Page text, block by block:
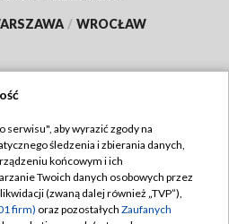
/ WROCŁAW
TVP
TVP
prywatności
serwisu", aby wyrazić zgody na
śledzenia i zbierania danych,
końcowym i ich
Twoich danych osobowych przez
(zwaną dalej również „TVP”),
firm) oraz pozostałych Zaufanych